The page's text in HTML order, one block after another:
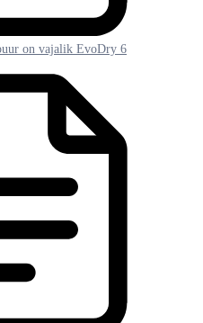
on vajalik EvoDry 6